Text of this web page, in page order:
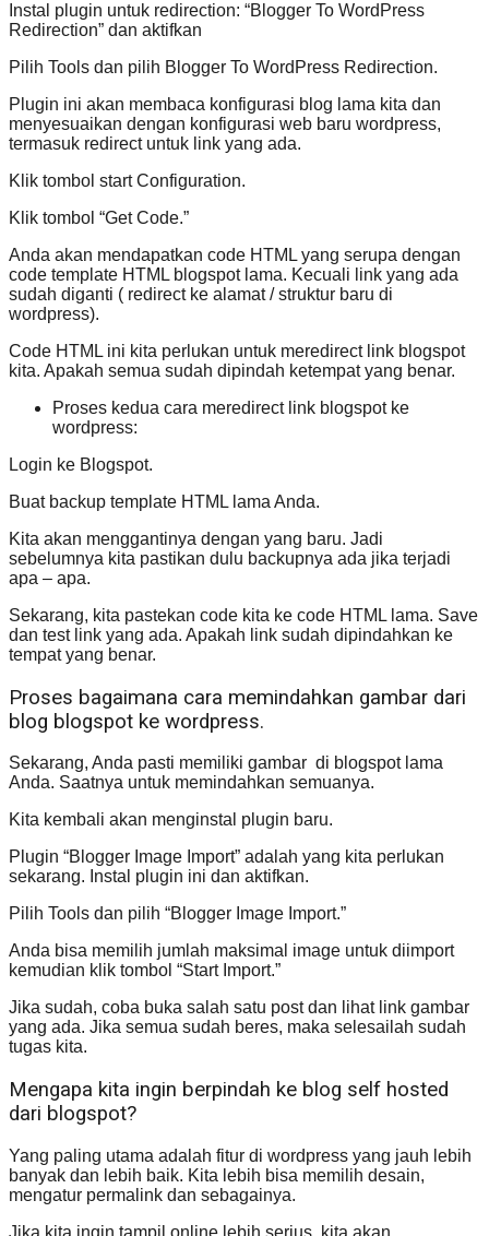
Instal plugin untuk redirection: “Blogger To WordPress
Redirection” dan aktifkan
Pilih Tools dan pilih Blogger To WordPress Redirection.
Plugin ini akan membaca konfigurasi blog lama kita dan
menyesuaikan dengan konfigurasi web baru wordpress,
termasuk redirect untuk link yang ada.
Klik tombol start Configuration.
Klik tombol “Get Code.”
Anda akan mendapatkan code HTML yang serupa dengan
code template HTML blogspot lama. Kecuali link yang ada
sudah diganti ( redirect ke alamat / struktur baru di
wordpress).
Code HTML ini kita perlukan untuk meredirect link blogspot
kita. Apakah semua sudah dipindah ketempat yang benar.
Proses kedua cara meredirect link blogspot ke
wordpress:
Login ke Blogspot.
Buat backup template HTML lama Anda.
Kita akan menggantinya dengan yang baru. Jadi
sebelumnya kita pastikan dulu backupnya ada jika terjadi
apa – apa.
Sekarang, kita pastekan code kita ke code HTML lama. Save
dan test link yang ada. Apakah link sudah dipindahkan ke
tempat yang benar.
Proses bagaimana cara memindahkan gambar dari
blog blogspot ke wordpress.
Sekarang, Anda pasti memiliki gambar di blogspot lama
Anda. Saatnya untuk memindahkan semuanya.
Kita kembali akan menginstal plugin baru.
Plugin “Blogger Image Import” adalah yang kita perlukan
sekarang. Instal plugin ini dan aktifkan.
Pilih Tools dan pilih “Blogger Image Import.”
Anda bisa memilih jumlah maksimal image untuk diimport
kemudian klik tombol “Start Import.”
Jika sudah, coba buka salah satu post dan lihat link gambar
yang ada. Jika semua sudah beres, maka selesailah sudah
tugas kita.
Mengapa kita ingin berpindah ke blog self hosted
dari blogspot?
Yang paling utama adalah fitur di wordpress yang jauh lebih
banyak dan lebih baik. Kita lebih bisa memilih desain,
mengatur permalink dan sebagainya.
Jika kita ingin tampil online lebih serius, kita akan